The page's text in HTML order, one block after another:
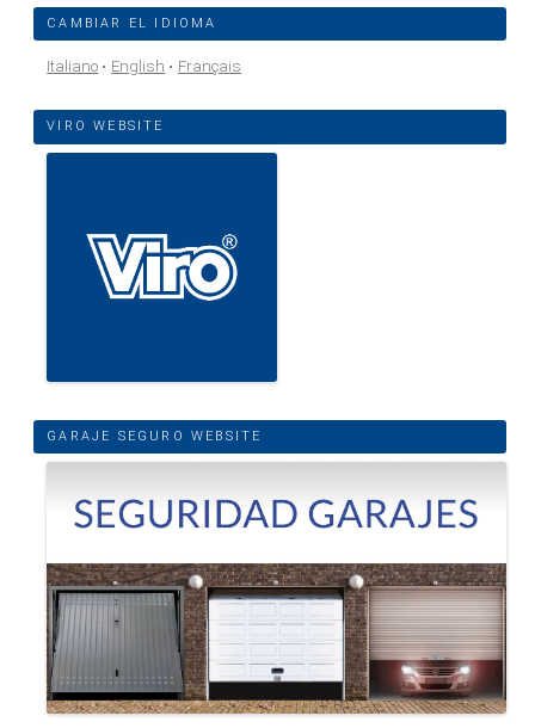
CAMBIAR EL IDIOMA
Italiano English Français
VIRO WEBSITE
GARAJE SEGURO WEBSITE